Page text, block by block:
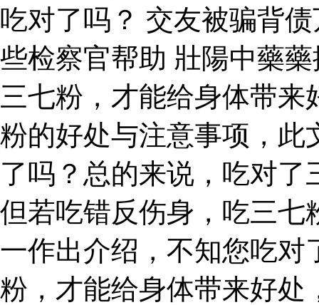
吃对了吗？ 交友被骗背
些检察官帮助 壯陽中藥
三七粉，才能给身体带
粉的好处与注意事项，此
了吗？总的来说，吃对
但若吃错反伤身，吃三七
一作出介绍，不知您吃对
粉，才能给身体带来好处